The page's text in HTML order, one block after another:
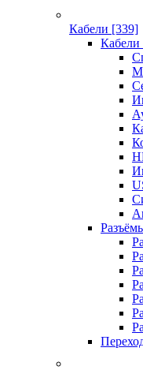
Кабели [339]
Кабели